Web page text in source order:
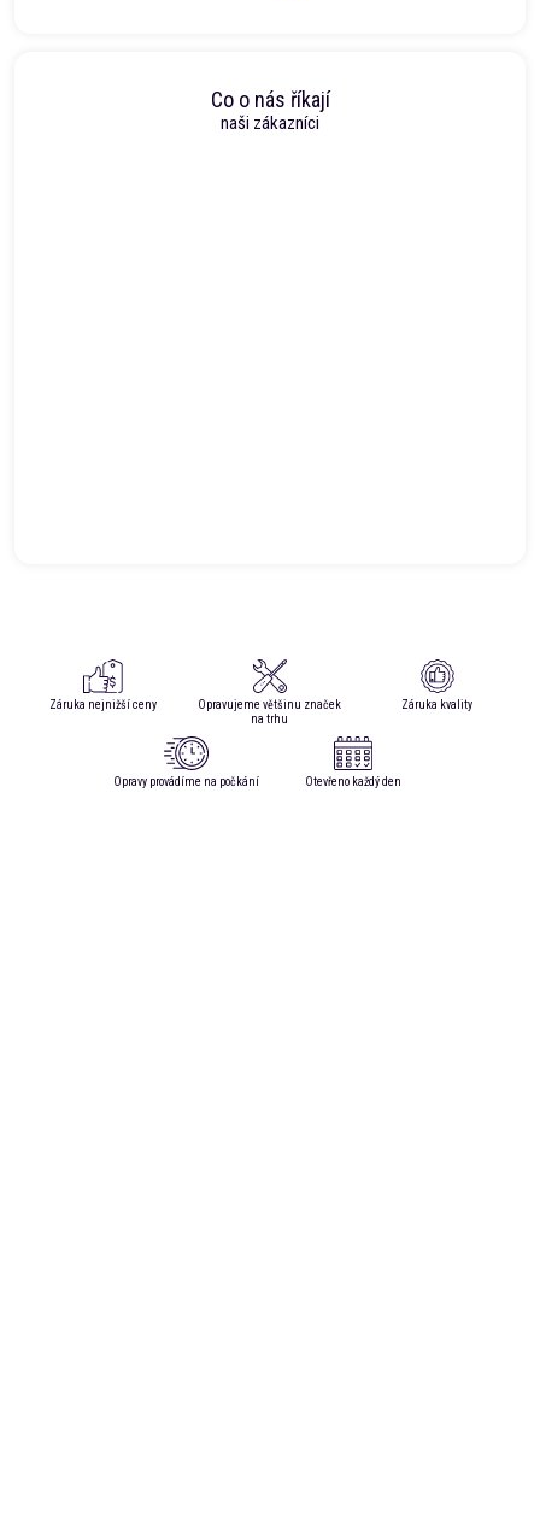
Co o nás říkají
naši zákazníci
Záruka nejnižší ceny
Opravujeme většinu značek
na trhu
Záruka kvality
Opravy provádíme na počkání Otevřeno každý den